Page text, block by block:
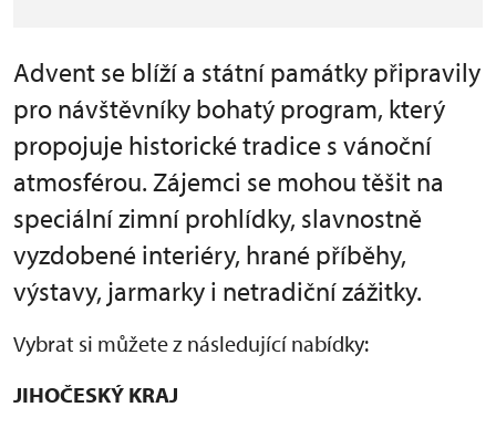
Advent se blíží a státní památky připravily
pro návštěvníky bohatý program, který
propojuje historické tradice s vánoční
atmosférou. Zájemci se mohou těšit na
speciální zimní prohlídky, slavnostně
vyzdobené interiéry, hrané příběhy,
výstavy, jarmarky i netradiční zážitky.
Vybrat si můžete z následující nabídky:
JIHOČESKÝ KRAJ